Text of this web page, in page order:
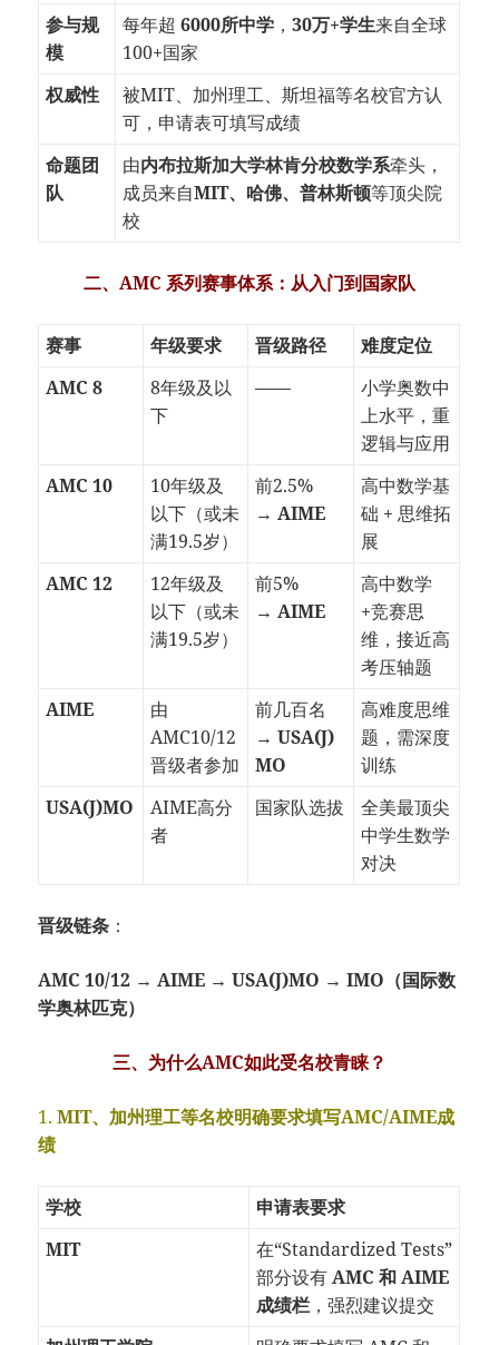
参与规
模
每年超6000所中学 ，30万+学生来自全球
100+国家
权威性
被MIT、加州理工、斯坦福等名校官方认
可，申请表可填写成绩
命题团
队
由内布拉斯加大学林肯分校数学系牵头，
成员来自MIT、哈佛、普林斯顿等顶尖院
校
二、AMC 系列赛事体系：从入门到国家队
赛事 年级要求 晋级路径
难度定位
AMC 8
8年级及以
下
——
小学奥数中
上水平，重
逻辑与应用
AMC 10
10年级及
以下（或未
满19.5岁）
前2.5%
→AIME
高中数学基
础 + 思维拓
展
AMC 12
12年级及
以下（或未
满19.5岁）
前5%
→AIME
高中数学
+竞赛思
维，接近高
考压轴题
AIME
由
AMC10/12
晋级者参加
前几百名
→USA(J)
MO
高难度思维
题，需深度
训练
USA(J)MO
AIME高分
者
国家队选拔
全美最顶尖
中学生数学
对决
晋级链条 ：
AMC 10/12 → AIME → USA(J)MO → IMO（国际数
学奥林匹克）
三、为什么AMC如此受名校青睐？
1.MIT、加州理工等名校明确要求填写AMC/AIME成
绩
学校
申请表要求
MIT
在“Standardized Tests”
部分设有AMC 和 AIME
成绩栏 ，强烈建议提交